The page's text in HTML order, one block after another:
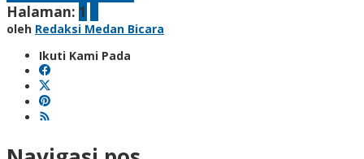
Halaman: 1
oleh Redaksi Medan Bicara
Ikuti Kami Pada